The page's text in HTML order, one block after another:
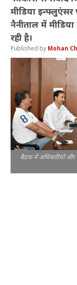
मीडिया
नैनीताल में मीडिया
रही है।
Mohan
बैठक में अधिकारियों और